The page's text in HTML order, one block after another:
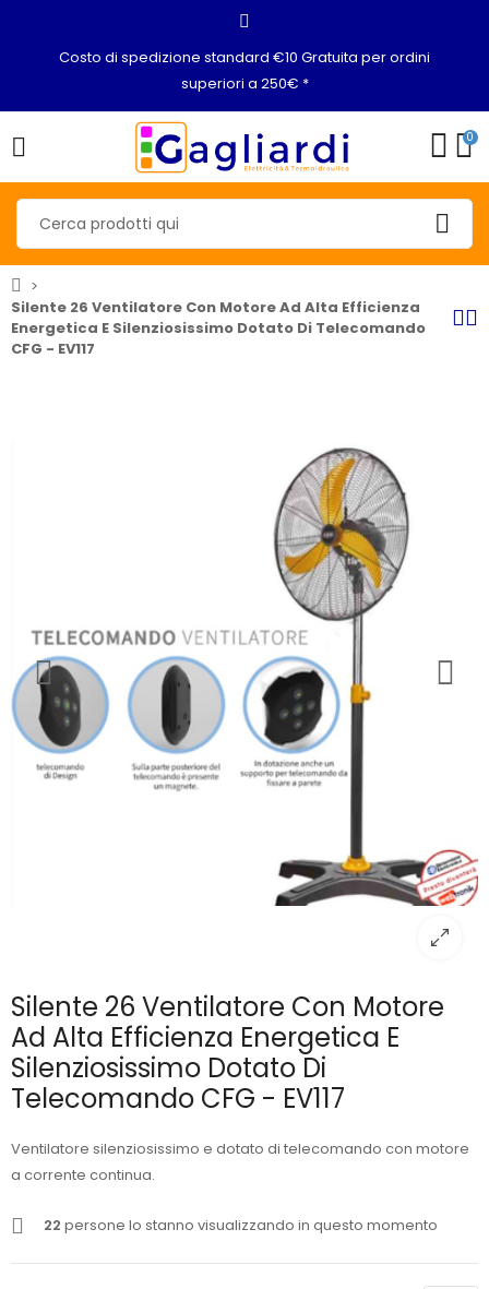
Costo di spedizione standard €10 Gratuita per ordini
superiori a 250€ *
0
Silente 26 Ventilatore Con Motore Ad Alta Efficienza
Energetica E Silenziosissimo Dotato Di Telecomando
CFG - EV117
Silente 26 Ventilatore Con Motore
Ad Alta Efficienza Energetica E
Silenziosissimo Dotato Di
Telecomando CFG - EV117
Ventilatore silenziosissimo e dotato di telecomando con motore
a corrente continua.
22 persone lo stanno visualizzando in questo momento